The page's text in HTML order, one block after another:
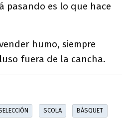
pasando es lo que hace
humo, siempre
fuera de la cancha.
SCOLA BÁSQUET